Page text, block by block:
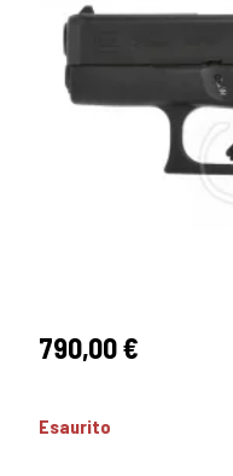
790,00€
Esaurito